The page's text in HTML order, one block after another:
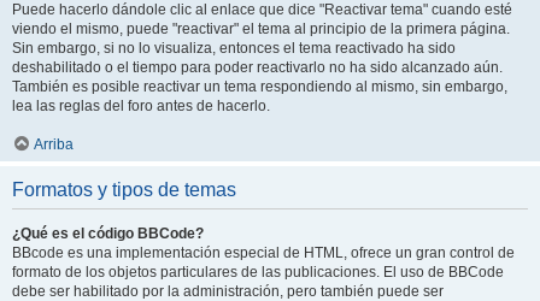
Puede hacerlo dándole clic al enlace que dice "Reactivar tema" cuando esté
viendo el mismo, puede "reactivar" el tema al principio de la primera página.
Sin embargo, si no lo visualiza, entonces el tema reactivado ha sido
deshabilitado o el tiempo para poder reactivarlo no ha sido alcanzado aún.
También es posible reactivar un tema respondiendo al mismo, sin embargo,
lea las reglas del foro antes de hacerlo.
Arriba
Formatos y tipos de temas
¿Qué es el código BBCode?
BBcode es una implementación especial de HTML, ofrece un gran control de
formato de los objetos particulares de las publicaciones. El uso de BBCode
debe ser habilitado por la administración, pero también puede ser